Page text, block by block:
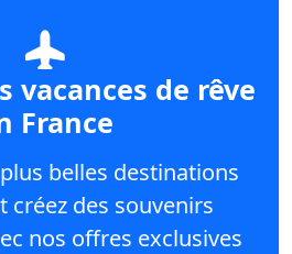
vacances de rêve
France
belles destinations
créez des souvenirs
nos offres exclusives